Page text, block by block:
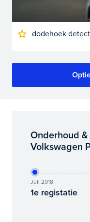
dodehoek
Onderhoud
Volkswagen
Juli 2018
1e registatie